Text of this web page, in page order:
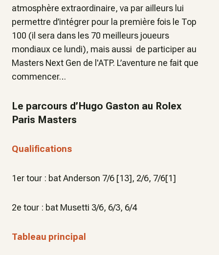
atmosphère extraordinaire, va par ailleurs lui
permettre d’intégrer pour la première fois le Top
100 (il sera dans les 70 meilleurs joueurs
mondiaux ce lundi), mais aussi de participer au
Masters Next Gen de l'ATP. L’aventure ne fait que
commencer…
Le parcours d’Hugo Gaston au Rolex
Paris Masters
Qualifications
1er tour : bat Anderson 7/6 [13], 2/6, 7/6[1]
2e tour : bat Musetti 3/6, 6/3, 6/4
Tableau principal